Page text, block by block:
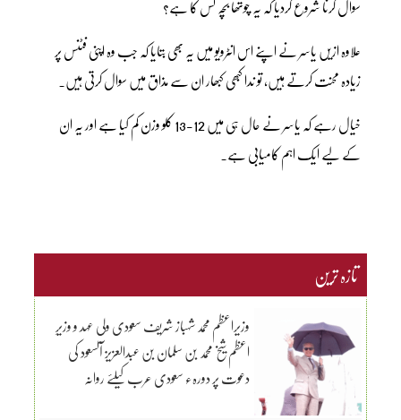
علاوہ ازیں یاسر نے اپنے اس انٹرویو میں یہ بھی بتایا کہ جب وہ اپنی فٹنس پر
زیادہ محنت کرتے ہیں، تو ندا کبھی کبھار ان سے مذاق میں سوال کرتی ہیں۔
خیال رہے کہ یاسر نے حال ہی میں 12-13 کلو وزن کم کیا ہے اور یہ ان
کے لیے ایک اہم کامیابی ہے۔
تازہ ترین
وزیراعظم محمد شہباز شریف سعودی ولی عہد و وزیرِ
اعظم شیخ محمد بن سلمان بن عبدالعزیز آلسعود کی
دعوت پر دورہء سعودی عرب کیلئے روانہ